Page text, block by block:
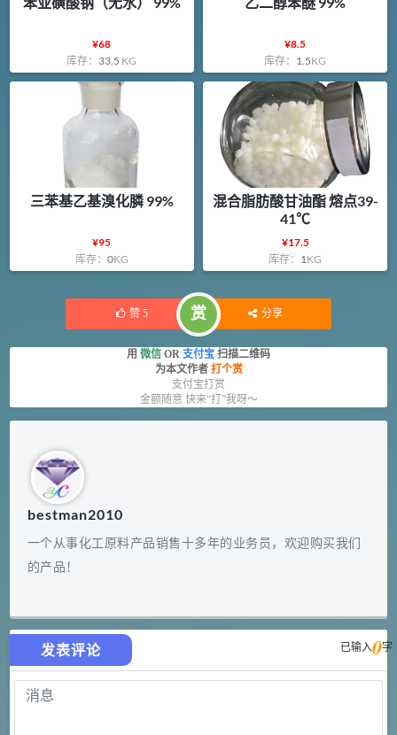
¥68
库存： 33.5 KG
¥8.5
库存： 1.5KG
三苯基乙基溴化膦 99%
¥95
库存： 0KG
混合脂肪酸甘油酯 熔点39-
41℃
¥17.5
库存： 1KG
赞 5 赏 分享
用 微信 OR 支付宝 扫描二维码
为本文作者 打个赏
支付宝打赏
金额随意 快来“打”我呀～
bestman2010
一个从事化工原料产品销售十多年的业务员，欢迎购买我们
的产品！
发表评论 已输入0字